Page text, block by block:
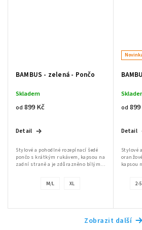
BAMBUS - zelená - Pončo
Skladem
od 899 Kč
Detail
Stylové a pohodlné rozepínací šedé
pončo s krátkým rukávem, kapsou na
zadní straně a je zdůrazněno bílým
M/L XL
od
Detail
Stylové
kapsou
což 2-
Zobrazit další
Powered by chaterimo